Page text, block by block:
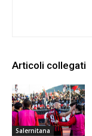
Articoli collegati
Salernitana